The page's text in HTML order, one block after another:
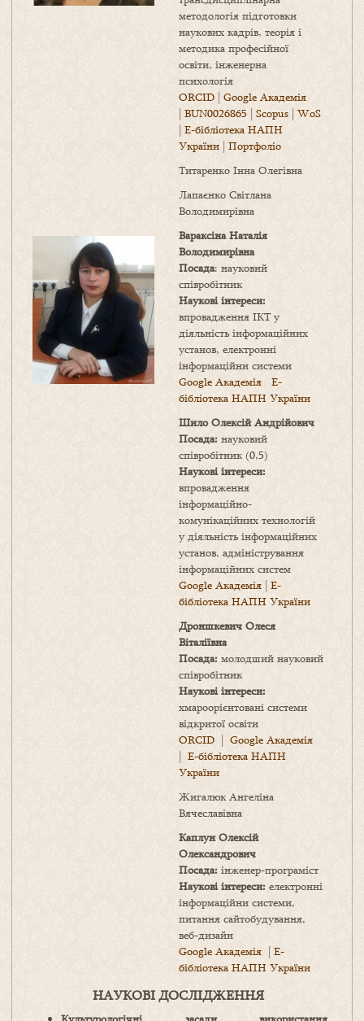
методологія підготовки
наукових кадрів, теорія і
методика професійної
освіти, інженерна
психологія
ORCID | Google Академія
| BUN0026865 | Scopus | WoS
| Е-бібліотека НАПН
України | Портфоліо
Титаренко Інна Олегівна
Лапаєнко Світлана
Володимирівна
Вараксіна Наталія
Володимирівна
Посада: науковий
співробітник
Наукові інтереси:
впровадження ІКТ у
діяльність інформаційних
установ, електронні
інформаційни системи
Google Академія
Е-
бібліотека НАПН України
Шило Олексій Андрійович
Посада: науковий
співробітник (0,5)
Наукові інтереси:
впровадження
інформаційно-
комунікаційних технологій
у діяльність інформаційних
установ, адміністрування
інформаційних систем
Google Академія | Е-
бібліотека НАПН України
Дроншкевич Олеся
Віталіївна
Посада: молодший науковий
співробітник
Наукові інтереси:
хмароорієнтовані системи
відкритої освіти
ORCID | Google Академія
| Е-бібліотека НАПН
України
Жигалюк Ангеліна
Вячеславівна
Каплун Олексій
Олександрович
Посада: інженер-програміст
Наукові інтереси: електронні
інформаційни системи,
питання сайтобудування,
веб-дизайн
Google Академія | Е-
бібліотека НАПН України
НАУКОВІ ДОСЛІДЖЕННЯ